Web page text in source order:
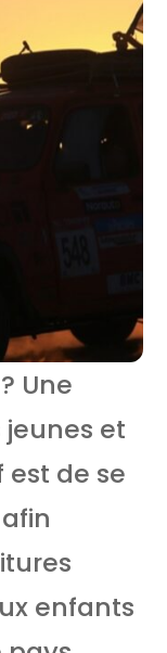
Une
jeunes et
est de se
enfants